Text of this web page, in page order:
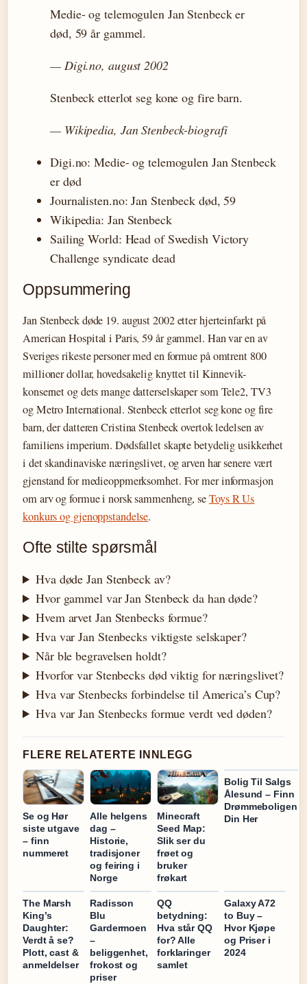
Medie- og telemogulen Jan Stenbeck er
død, 59 år gammel.
— Digi.no, august 2002
Stenbeck etterlot seg kone og fire barn.
— Wikipedia, Jan Stenbeck-biografi
Digi.no: Medie- og telemogulen Jan Stenbeck
er død
Journalisten.no: Jan Stenbeck død, 59
Wikipedia: Jan Stenbeck
Sailing World: Head of Swedish Victory
Challenge syndicate dead
Oppsummering
Jan Stenbeck døde 19. august 2002 etter hjerteinfarkt på
American Hospital i Paris, 59 år gammel. Han var en av
Sveriges rikeste personer med en formue på omtrent 800
millioner dollar, hovedsakelig knyttet til Kinnevik-
konsernet og dets mange datterselskaper som Tele2, TV3
og Metro International. Stenbeck etterlot seg kone og fire
barn, der datteren Cristina Stenbeck overtok ledelsen av
familiens imperium. Dødsfallet skapte betydelig usikkerhet
i det skandinaviske næringslivet, og arven har senere vært
gjenstand for medieoppmerksomhet. For mer informasjon
om arv og formue i norsk sammenheng, seToys R Us
konkurs og gjenoppstandelse.
Ofte stilte spørsmål
Hva døde Jan Stenbeck av?
Hvor gammel var Jan Stenbeck da han døde?
Hvem arvet Jan Stenbecks formue?
Hva var Jan Stenbecks viktigste selskaper?
Når ble begravelsen holdt?
Hvorfor var Stenbecks død viktig for næringslivet?
Hva var Stenbecks forbindelse til America’s Cup?
Hva var Jan Stenbecks formue verdt ved døden?
FLERE RELATERTE INNLEGG
Se og Hør
siste utgave
– finn
nummeret
Alle helgens
dag –
Historie,
tradisjoner
og feiring i
Norge
Minecraft
Seed Map:
Slik ser du
frøet og
bruker
frøkart
Bolig Til Salgs
Ålesund – Finn
Drømmeboligen
Din Her
The Marsh
King’s
Daughter:
Verdt å se?
Plott, cast &
anmeldelser
Radisson
Blu
Gardermoen
–
beliggenhet,
frokost og
priser
QQ
betydning:
Hva står QQ
for? Alle
forklaringer
samlet
Galaxy A72
to Buy –
Hvor Kjøpe
og Priser i
2024